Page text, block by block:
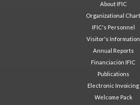
About IFIC
Organizational Chart
IFIC's Personnel
Visitor's Information
Annual Reports
Financiación IFIC
Publications
Electronic Invoicing
Welcome Pack